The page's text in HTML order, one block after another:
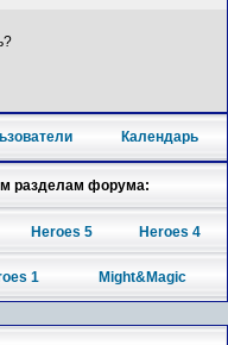
Календарь
разделам форума:
Heroes 5 Heroes 4
1 Might&Magic